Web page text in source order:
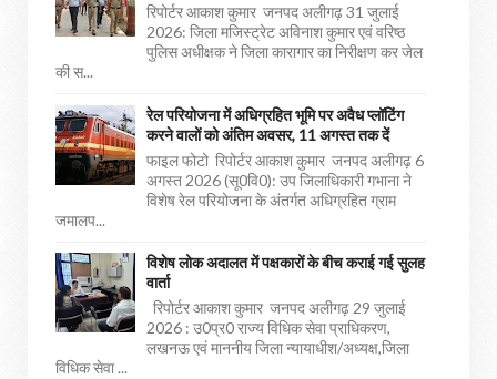
रिपोर्टर आकाश कुमार जनपद अलीगढ़ 31 जुलाई
2026: जिला मजिस्ट्रेट अविनाश कुमार एवं वरिष्ठ
पुलिस अधीक्षक ने जिला कारागार का निरीक्षण कर जेल
की स...
रेल परियोजना में अधिग्रहित भूमि पर अवैध प्लॉटिंग
करने वालों को अंतिम अवसर, 11 अगस्त तक दें
फाइल फोटो रिपोर्टर आकाश कुमार जनपद अलीगढ़ 6
अगस्त 2026 (सू0वि0): उप जिलाधिकारी गभाना ने
विशेष रेल परियोजना के अंतर्गत अधिग्रहित ग्राम
जमालप...
विशेष लोक अदालत में पक्षकारों के बीच कराई गई सुलह
वार्ता
रिपोर्टर आकाश कुमार जनपद अलीगढ़ 29 जुलाई
2026 : उ0प्र0 राज्य विधिक सेवा प्राधिकरण,
लखनऊ एवं माननीय जिला न्यायाधीश/अध्यक्ष,जिला
विधिक सेवा ...